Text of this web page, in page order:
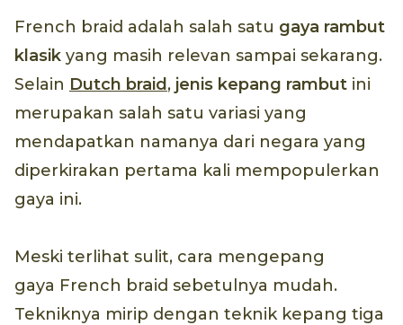
French braid adalah salah satu gaya rambut
klasik yang masih relevan sampai sekarang.
Selain Dutch braid , jenis kepang rambut ini
merupakan salah satu variasi yang
mendapatkan namanya dari negara yang
diperkirakan pertama kali mempopulerkan
gaya ini.
Meski terlihat sulit, cara mengepang
gaya French braid sebetulnya mudah.
Tekniknya mirip dengan teknik kepang tiga